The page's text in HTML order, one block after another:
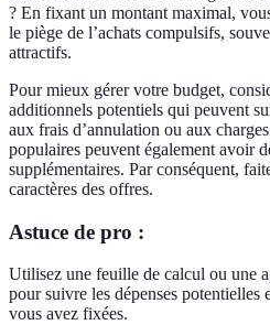
? En fixant un montant maximal,
le piège de l’achats compulsifs,
attractifs.
Pour mieux gérer votre budget,
additionnels potentiels qui peuvent
aux frais d’annulation ou aux
populaires peuvent également avoir
supplémentaires. Par conséquent,
caractères des offres.
Astuce de pro :
Utilisez une feuille de calcul ou une
pour suivre les dépenses potentielles
vous avez fixées.